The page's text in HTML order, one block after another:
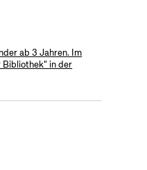
ab 3 Jahren. Im
Bibliothek" in der